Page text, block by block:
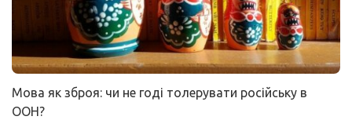
Мова як зброя: чи не годі толерувати російську в
ООН?